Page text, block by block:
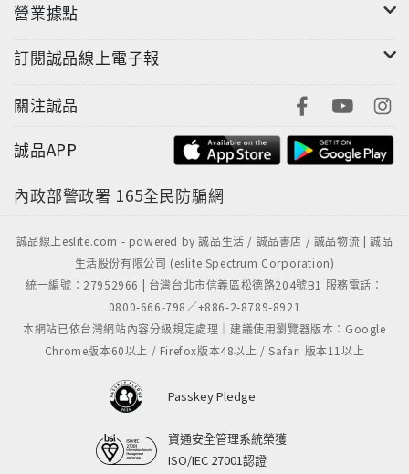
營業據點
訂閱誠品線上電子報
關注誠品
誠品APP
內政部警政署 165全民防騙網
誠品線上eslite.com - powered by 誠品生活 / 誠品書店 / 誠品物流 | 誠品
生活股份有限公司 (eslite Spectrum Corporation)
統一編號：27952966 | 台灣台北市信義區松德路204號B1 服務電話：
0800-666-798／+886-2-8789-8921
本網站已依台灣網站內容分級規定處理｜建議使用瀏覽器版本：Google
Chrome版本60以上 / Firefox版本48以上 / Safari 版本11以上
Passkey Pledge
資通安全管理系統榮獲
ISO/IEC 27001認證